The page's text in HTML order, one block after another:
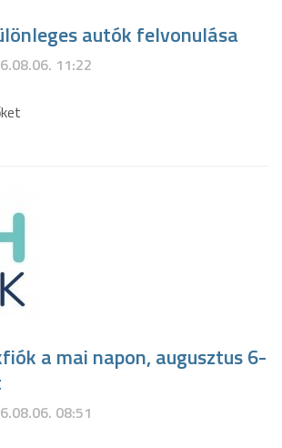
autók felvonulása
11:22
a mai napon, augusztus 6-
08:51